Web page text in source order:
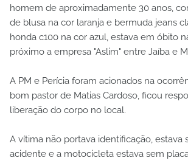
homem de aproximadamente 30 anos,
de blusa na cor laranja e bermuda jeans
honda c100 na cor azul, estava em óbito
próximo a empresa "Aslim" entre Jaíba e
A PM e Perícia foram acionados na
bom pastor de Matias Cardoso, ficou
liberação do corpo no local.
A vítima não portava identificação, estava
acidente e a motocicleta estava sem